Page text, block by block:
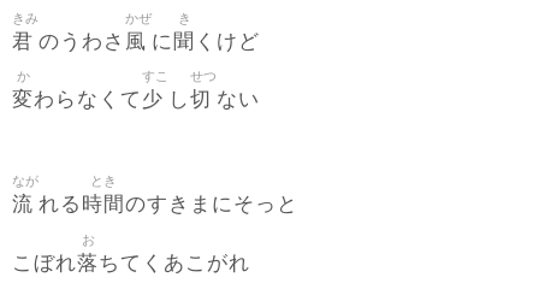
君
きみ
のうわさ 風
かぜ
に 聞
き
くけど
変
か
わらなくて 少
すこ
し切
せつ
ない
流
なが
れる 時間
とき
のすきまにそっと
こぼれ落
お
ちてくあこがれ